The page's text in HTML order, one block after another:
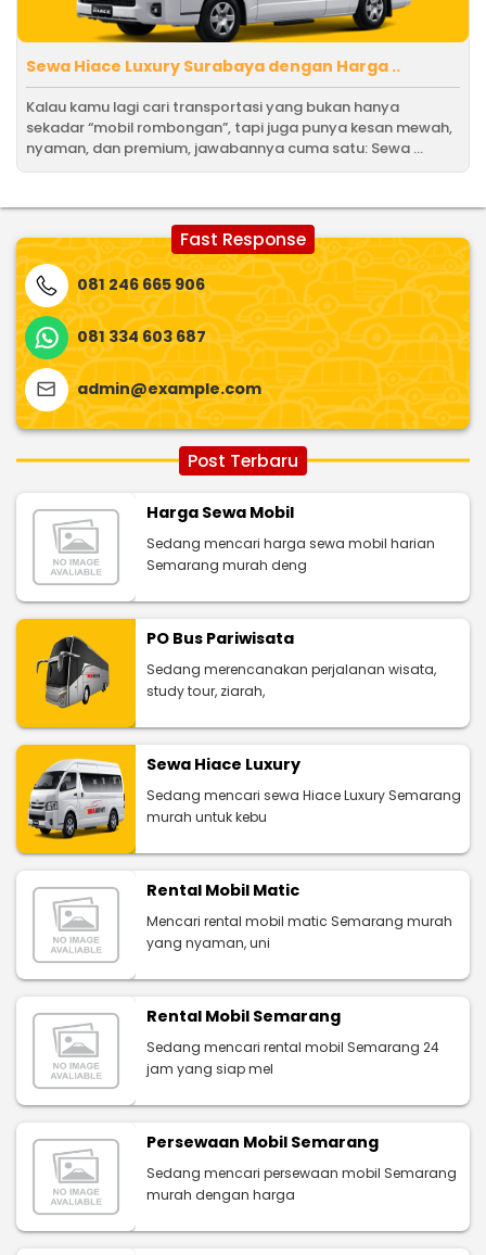
Sewa Hiace Luxury Surabaya dengan Harga ..
Kalau kamu lagi cari transportasi yang bukan hanya
sekadar “mobil rombongan”, tapi juga punya kesan mewah,
nyaman, dan premium, jawabannya cuma satu: Sewa ...
Fast Response
081 246 665 906
081 334 603 687
admin@example.com
Post Terbaru
Harga Sewa Mobil
Sedang mencari harga sewa mobil harian
Semarang murah deng
PO Bus Pariwisata
Sedang merencanakan perjalanan wisata,
study tour, ziarah,
Sewa Hiace Luxury
Sedang mencari sewa Hiace Luxury Semarang
murah untuk kebu
Rental Mobil Matic
Mencari rental mobil matic Semarang murah
yang nyaman, uni
Rental Mobil Semarang
Sedang mencari rental mobil Semarang 24
jam yang siap mel
Persewaan Mobil Semarang
Sedang mencari persewaan mobil Semarang
murah dengan harga